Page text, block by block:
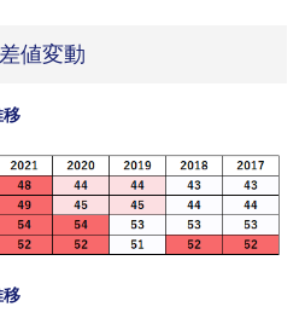
値変動
移
移